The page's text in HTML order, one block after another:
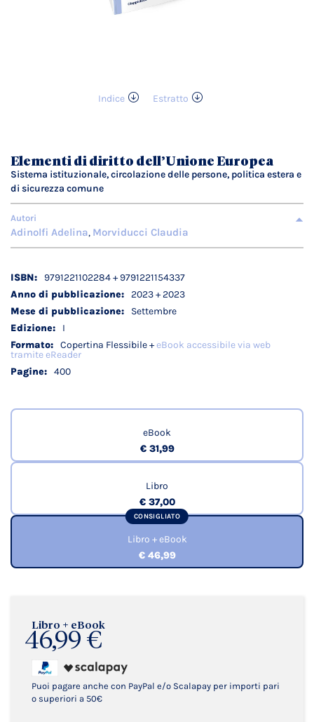
Indice
Estratto
galleria
di
immagini
Libro + eBook
46,99 €
Puoi pagare anche con PayPal e/o Scalapay per importi pari
o superiori a 50€
Elementi di diritto dell’Unione Europea
Sistema istituzionale, circolazione delle persone, politica estera e
di sicurezza comune
Autori
Adinolfi Adelina, Morviducci Claudia
Dettagli
tecnici
9791221102284 + 9791221154337
2023 + 2023
Settembre
I
Copertina Flessibile +eBook accessibile via web
tramite eReader
400
eBook
€ 31,99
Libro
€ 37,00
CONSIGLIATO
Libro + eBook
€ 46,99